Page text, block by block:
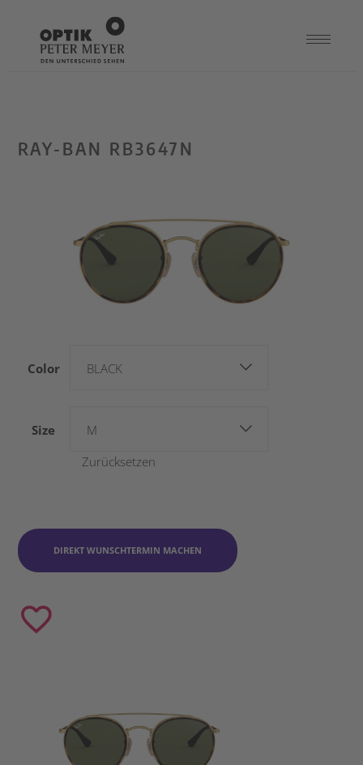
RAY-BAN RB3647N
Color BLACK
Size
M
Zurücksetzen
DIREKT WUNSCHTERMIN MACHEN